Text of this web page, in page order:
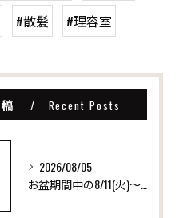
#散髪 #理容室
Recent Posts
2026/08/05
こちら